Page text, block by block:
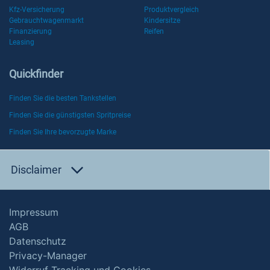
Kfz-Versicherung
Produktvergleich
Gebrauchtwagenmarkt
Kindersitze
Finanzierung
Reifen
Leasing
Quickfinder
Finden Sie die besten Tankstellen
Finden Sie die günstigsten Spritpreise
Finden Sie Ihre bevorzugte Marke
Disclaimer
Impressum
AGB
Datenschutz
Privacy-Manager